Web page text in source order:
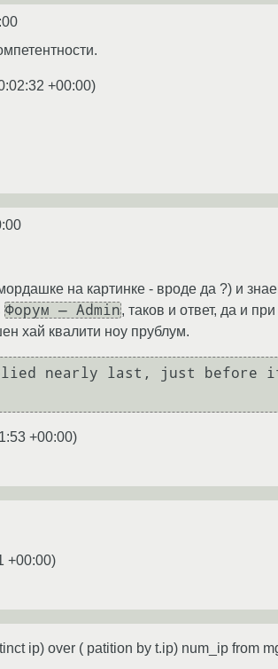
+00:00)
на картинке - вроде да ?) и
Форум — Admin, таков и ответ, да и
хай квалити ноу прублум.
nearly last, just
+00:00)
+00:00)
ip) over ( patition by t.ip) num_ip from